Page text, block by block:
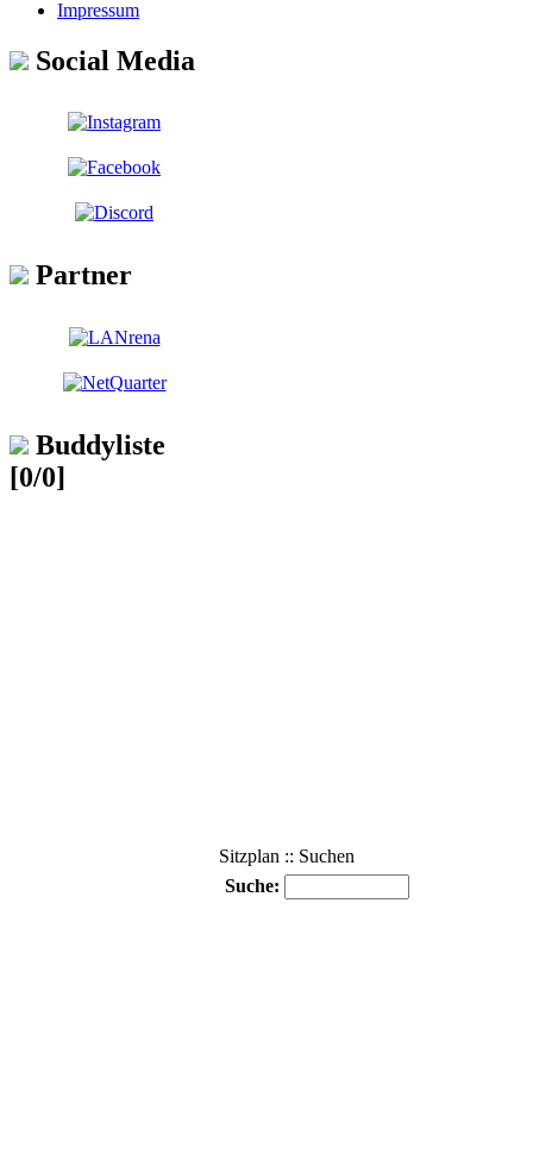
Impressum
Social Media
Partner
Buddyliste
[0/0]
Sitzplan :: Suchen
Suche: